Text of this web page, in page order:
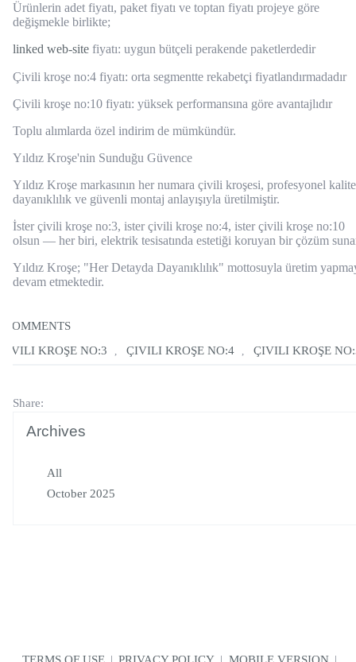
Ürünlerin adet fiyatı, paket fiyatı ve toptan fiyatı projeye göre
değişmekle birlikte;
linked web-site fiyatı: uygun bütçeli perakende paketlerdedir
Çivili kroşe no:4 fiyatı: orta segmentte rekabetçi fiyatlandırmadadır
Çivili kroşe no:10 fiyatı: yüksek performansına göre avantajlıdır
Toplu alımlarda özel indirim de mümkündür.
Yıldız Kroşe'nin Sunduğu Güvence
Yıldız Kroşe markasının her numara çivili kroşesi, profesyonel
dayanıklılık ve güvenli montaj anlayışıyla üretilmiştir.
İster çivili kroşe no:3, ister çivili kroşe no:4, ister çivili kroşe no:10
olsun — her biri, elektrik tesisatında estetiği koruyan bir çözüm
Yıldız Kroşe; "Her Detayda Dayanıklılık" mottosuyla üretim
devam etmektedir.
COMMENTS
KROŞE NO:3
, ÇIVILI KROŞE NO:4 , ÇIVILI KROŞE
Share:
Archives
All
October 2025
TERMS OF USE | PRIVACY POLICY | MOBILE VERSION |